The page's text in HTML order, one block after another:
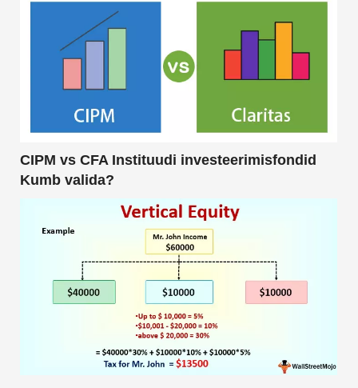
CIPM vs CFA Instituudi investeerimisfondid
Kumb valida?